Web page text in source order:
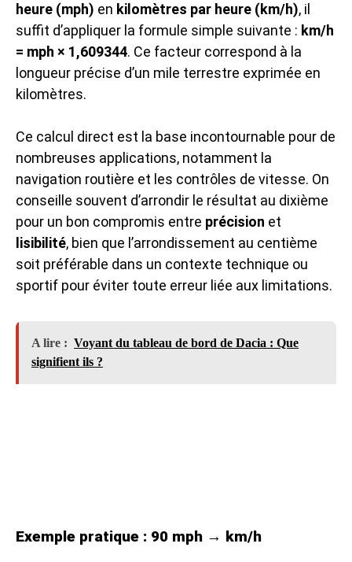
heure (mph) en kilomètres par heure (km/h), il
suffit d’appliquer la formule simple suivante : km/h
= mph × 1,609344. Ce facteur correspond à la
longueur précise d’un mile terrestre exprimée en
kilomètres.
Ce calcul direct est la base incontournable pour de
nombreuses applications, notamment la
navigation routière et les contrôles de vitesse. On
conseille souvent d’arrondir le résultat au dixième
pour un bon compromis entre précision et
lisibilité, bien que l’arrondissement au centième
soit préférable dans un contexte technique ou
sportif pour éviter toute erreur liée aux limitations.
A lire : Voyant du tableau de bord de Dacia : Que
signifient ils ?
Exemple pratique : 90 mph → km/h